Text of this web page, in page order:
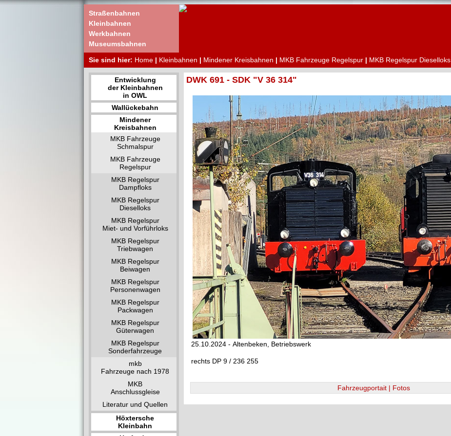
Straßenbahnen
Kleinbahnen
Werkbahnen
Museumsbahnen
Sie sind hier: Home | Kleinbahnen | Mindener Kreisbahnen | MKB Fahrzeuge Regelspur | MKB Regelspur Dieselloks
Entwicklung
der Kleinbahnen
in OWL
Wallückebahn
Mindener
Kreisbahnen
MKB Fahrzeuge
Schmalspur
MKB Fahrzeuge
Regelspur
MKB Regelspur
Dampfloks
MKB Regelspur
Dieselloks
MKB Regelspur
Miet- und Vorführloks
MKB Regelspur
Triebwagen
MKB Regelspur
Beiwagen
MKB Regelspur
Personenwagen
MKB Regelspur
Packwagen
MKB Regelspur
Güterwagen
MKB Regelspur
Sonderfahrzeuge
mkb
Fahrzeuge nach 1978
MKB
Anschlussgleise
Literatur und Quellen
Höxtersche
Kleinbahn
DWK 691 - SDK "V 36 314"
25.10.2024 - Altenbeken, Betriebswerk
rechts DP 9 / 236 255
Fahrzeugportait | Fotos